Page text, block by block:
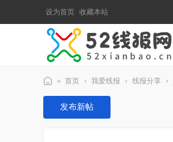
设为首页 收藏本站
52
线
» 首页 › 我爱线报 › 线报分享 ›
发布新帖